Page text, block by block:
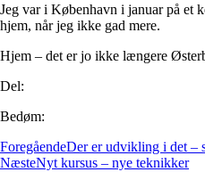
Jeg var i København i januar på et
hjem, når jeg ikke gad mere.
Hjem – det er jo ikke længere
Del:
Bedøm:
ForegåendeDer er udvikling i det –
NæsteNyt kursus – nye teknikker